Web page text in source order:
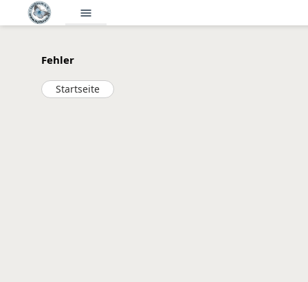
menu
Fehler
Startseite